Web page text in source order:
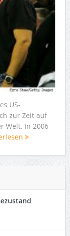
US-
zur Zeit auf
Welt. In 2006